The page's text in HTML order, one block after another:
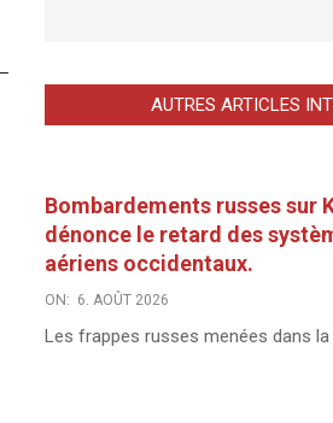
AUTRES ARTICLES
Bombardements russes sur
dénonce le retard des
aériens occidentaux.
ON: 6. AOÛT 2026
Les frappes russes menées dans